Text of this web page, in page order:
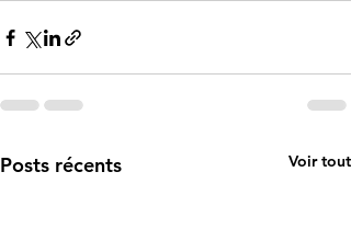
Posts récents Voir tout